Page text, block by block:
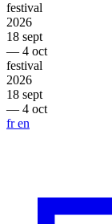
festival
2026
18 sept
— 4 oct
festival
2026
18 sept
— 4 oct
fren